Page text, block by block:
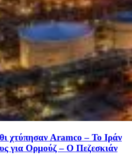
χτύπησαν Aramco – Το Ιράν
για Ορμούζ – Ο Πεζεσκιάν